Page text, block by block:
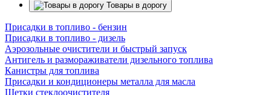
Товары в дорогу
Присадки в топливо - бензин
Присадки в топливо - дизель
Аэрозольные очистители и быстрый запуск
Антигель и размораживатели дизельного топлива
Канистры для топлива
Присадки и кондиционеры металла для масла
Щетки стеклоочистителя